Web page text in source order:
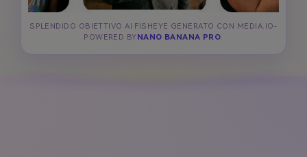
SPLENDIDO OBIETTIVO AI FISHEYE GENERATO CON MEDIA.IO-
POWERED BY NANO BANANA PRO.